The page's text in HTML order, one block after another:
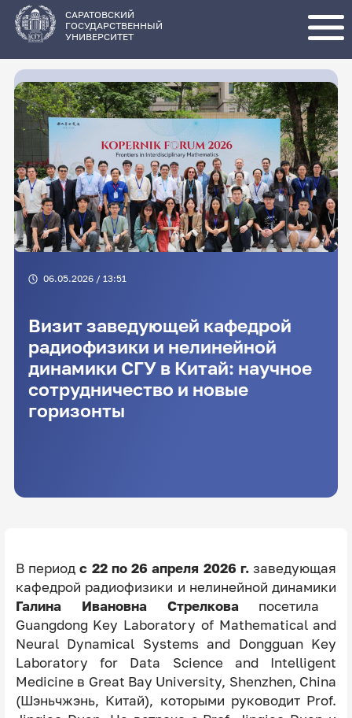
основному
содержанию
САРАТОВСКИЙ
ГОСУДАРСТВЕННЫЙ
УНИВЕРСИТЕТ
06.05.2026 / 13:51
Визит заведующей кафедрой
радиофизики и нелинейной
динамики СГУ в Китай: научное
сотрудничество и новые
горизонты
В периодс 22 по 26 апреля 2026 г. заведующая
кафедрой радиофизики и нелинейной динамики
Галина Ивановна Стрелковапосетила
Guangdong Key Laboratory of Mathematical and
Neural Dynamical Systems and Dongguan Key
Laboratory for Data Science and Intelligent
Medicine в Great Bay University, Shenzhen, China
(Шэньчжэнь, Китай), которыми руководит Prof.